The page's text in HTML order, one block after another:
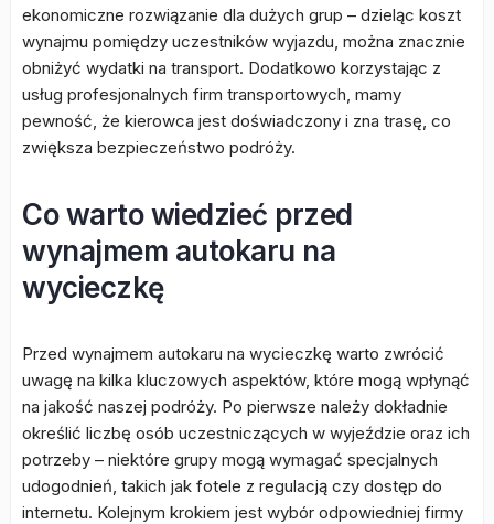
ekonomiczne rozwiązanie dla dużych grup – dzieląc koszt
wynajmu pomiędzy uczestników wyjazdu, można znacznie
obniżyć wydatki na transport. Dodatkowo korzystając z
usług profesjonalnych firm transportowych, mamy
pewność, że kierowca jest doświadczony i zna trasę, co
zwiększa bezpieczeństwo podróży.
Co warto wiedzieć przed
wynajmem autokaru na
wycieczkę
Przed wynajmem autokaru na wycieczkę warto zwrócić
uwagę na kilka kluczowych aspektów, które mogą wpłynąć
na jakość naszej podróży. Po pierwsze należy dokładnie
określić liczbę osób uczestniczących w wyjeździe oraz ich
potrzeby – niektóre grupy mogą wymagać specjalnych
udogodnień, takich jak fotele z regulacją czy dostęp do
internetu. Kolejnym krokiem jest wybór odpowiedniej firmy